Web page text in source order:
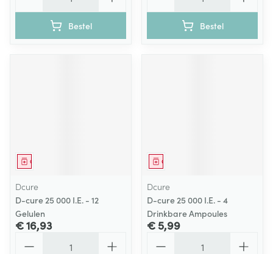
Bestel Bestel
Geneesmiddel
Dcure
D-cure 25 000 I.E. - 12
Gelulen
€ 16,93
Geneesmiddel
Dcure
D-cure 25 000 I.E. - 4
Drinkbare Ampoules
€ 5,99